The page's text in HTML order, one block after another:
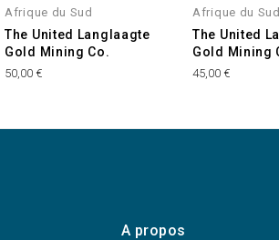
Afrique du Sud
The United Langlaagte
Gold Mining Co.
50,00 €
Afrique du Sud
The United
Gold Mining
45,00 €
A propos